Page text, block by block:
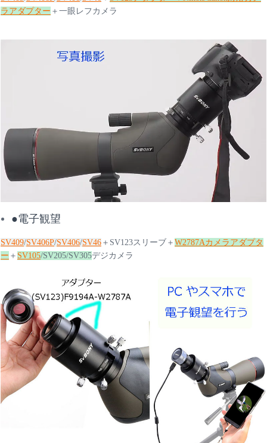
ラアダプター ＋一眼レフカメラ
●電子観望
SV409/SV406P/SV406/SV46 ＋SV123スリーブ＋ W2787Aカメラアダプタ
ー ＋ SV105/SV205/SV305デジカメラ